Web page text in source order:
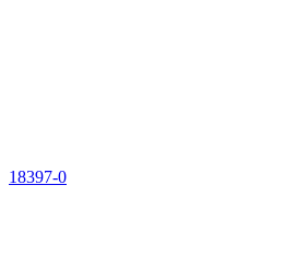
18397-0